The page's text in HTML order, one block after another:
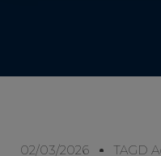
02/03/2026 TAGD